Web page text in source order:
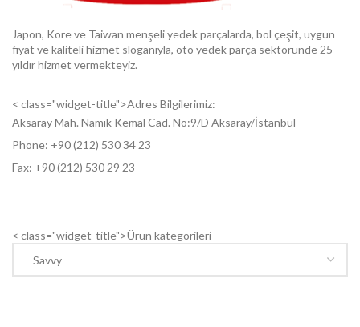
Japon, Kore ve Taiwan menşeli yedek parçalarda, bol çeşit, uygun
fiyat ve kaliteli hizmet sloganıyla, oto yedek parça sektöründe 25
yıldır hizmet vermekteyiz.
< class="widget-title">Adres Bilgilerimiz:
Aksaray Mah. Namık Kemal Cad. No:9/D Aksaray/İstanbul
Phone: +90 (212) 530 34 23
Fax: +90 (212) 530 29 23
< class="widget-title">Ürün kategorileri